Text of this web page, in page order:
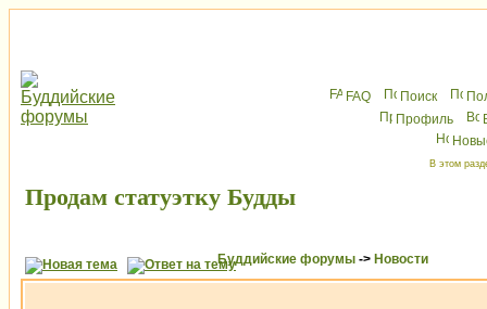
FAQ Поиск
Профиль
В этом
Продам статуэтку Будды
Буддийские форумы -> Новости